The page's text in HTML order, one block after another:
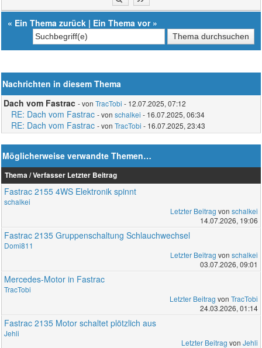
« Ein Thema zurück | Ein Thema vor»
Nachrichten in diesem Thema
Dach vom Fastrac - vonTracTobi - 12.07.2025, 07:12
RE: Dach vom Fastrac - vonschalkei - 16.07.2025, 06:34
RE: Dach vom Fastrac - vonTracTobi - 16.07.2025, 23:43
Möglicherweise verwandte Themen…
Thema / Verfasser Letzter Beitrag
Fastrac 2155 4WS Elektronik spinnt
schalkei
Letzter Beitrag von schalkei
14.07.2026, 19:06
Fastrac 2135 Gruppenschaltung Schlauchwechsel
Domi811
Letzter Beitrag von schalkei
03.07.2026, 09:01
Mercedes-Motor in Fastrac
TracTobi
Letzter Beitrag von TracTobi
24.03.2026, 01:14
Fastrac 2135 Motor schaltet plötzlich aus
Jehli
Letzter Beitrag von Jehli